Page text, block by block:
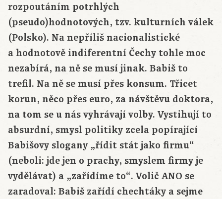
rozpoutáním potrhlých
(pseudo)hodnotových, tzv. kulturních válek
(Polsko). Na nepříliš nacionalistické
a hodnotově indiferentní Čechy tohle moc
nezabírá, na ně se musí jinak. Babiš to
trefil. Na ně se musí přes konsum. Třicet
korun, něco přes euro, za návštěvu doktora,
na tom se u nás vyhrávají volby. Vystihují to
absurdní, smysl politiky zcela popírající
Babišovy slogany „řídit stát jako firmu“
(neboli: jde jen o prachy, smyslem firmy je
vydělávat) a „zařídíme to“. Volič ANO se
zaradoval: Babiš zařídí chechtáky a sejme